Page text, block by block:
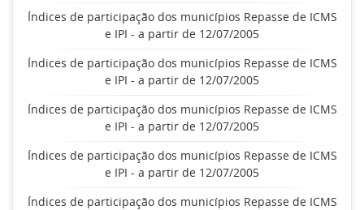
Índices de participação dos municípios Repasse de ICMS
e IPI - a partir de 12/07/2005
Índices de participação dos municípios Repasse de ICMS
e IPI - a partir de 12/07/2005
Índices de participação dos municípios Repasse de ICMS
e IPI - a partir de 12/07/2005
Índices de participação dos municípios Repasse de ICMS
e IPI - a partir de 12/07/2005
Índices de participação dos municípios Repasse de ICMS